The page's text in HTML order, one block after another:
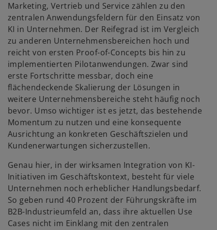
f
n
t
f
n
e
t
f
f
n
t
i
n
e
r
n
e
u
e
n
R
e
g
i
s
r
a
Marketing, Vertrieb und Service zählen zu den
zentralen Anwendungsfeldern für den Einsatz von
KI in Unternehmen. Der Reifegrad ist im Vergleich
zu anderen Unternehmensbereichen hoch und
reicht von ersten Proof-of-Concepts bis hin zu
implementierten Pilotanwendungen. Zwar sind
erste Fortschritte messbar, doch eine
flächendeckende Skalierung der Lösungen in
weitere Unternehmensbereiche steht häufig noch
bevor. Umso wichtiger ist es jetzt, das bestehende
Momentum zu nutzen und eine konsequente
Ausrichtung an konkreten Geschäftszielen und
Kundenerwartungen sicherzustellen.
Genau hier, in der wirksamen Integration von KI-
Initiativen im Geschäftskontext, besteht für viele
Unternehmen noch erheblicher Handlungsbedarf.
So geben rund 40 Prozent der Führungskräfte im
B2B-Industrieumfeld an, dass ihre aktuellen Use
Cases nicht im Einklang mit den zentralen